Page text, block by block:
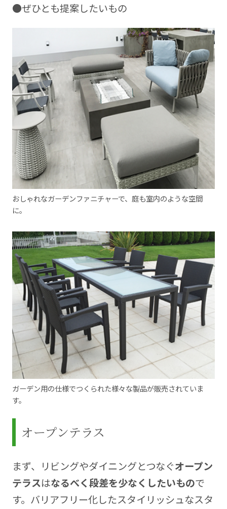
●ぜひとも提案したいもの
おしゃれなガーデンファニチャーで、庭も室内のような空間
に。
ガーデン用の仕様でつくられた様々な製品が販売されていま
す。
オープンテラス
まず、リビングやダイニングとつなぐオープン
テラスはなるべく段差を少なくしたいもので
す。バリアフリー化したスタイリッシュなスタ